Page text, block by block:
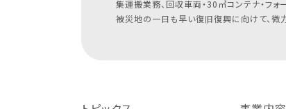
集運搬業務、回収車両・30㎥コンテナ・フォ
被災地の一日も早い復旧復興に向けて、微